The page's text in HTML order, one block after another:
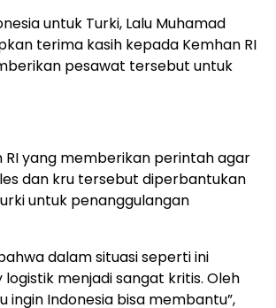
untuk Turki, Lalu Muhamad
terima kasih kepada Kemhan RI
pesawat tersebut untuk
RI yang memberikan perintah agar
dan kru tersebut diperbantukan
untuk penanggulangan
dalam situasi seperti ini
menjadi sangat kritis. Oleh
ingin Indonesia bisa membantu”,